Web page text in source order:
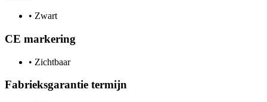
• Zwart
CE markering
• Zichtbaar
Fabrieksgarantie termijn